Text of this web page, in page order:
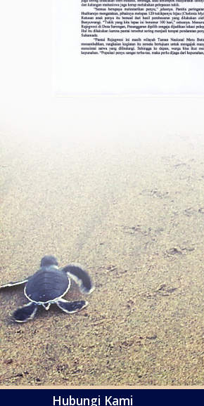
Hubungi Kami